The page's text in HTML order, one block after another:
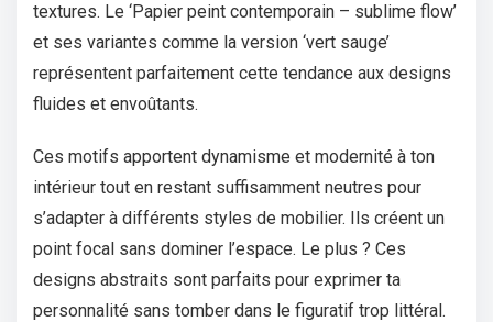
textures. Le ‘Papier peint contemporain – sublime flow’
et ses variantes comme la version ‘vert sauge’
représentent parfaitement cette tendance aux designs
fluides et envoûtants.
Ces motifs apportent dynamisme et modernité à ton
intérieur tout en restant suffisamment neutres pour
s’adapter à différents styles de mobilier. Ils créent un
point focal sans dominer l’espace. Le plus ? Ces
designs abstraits sont parfaits pour exprimer ta
personnalité sans tomber dans le figuratif trop littéral.